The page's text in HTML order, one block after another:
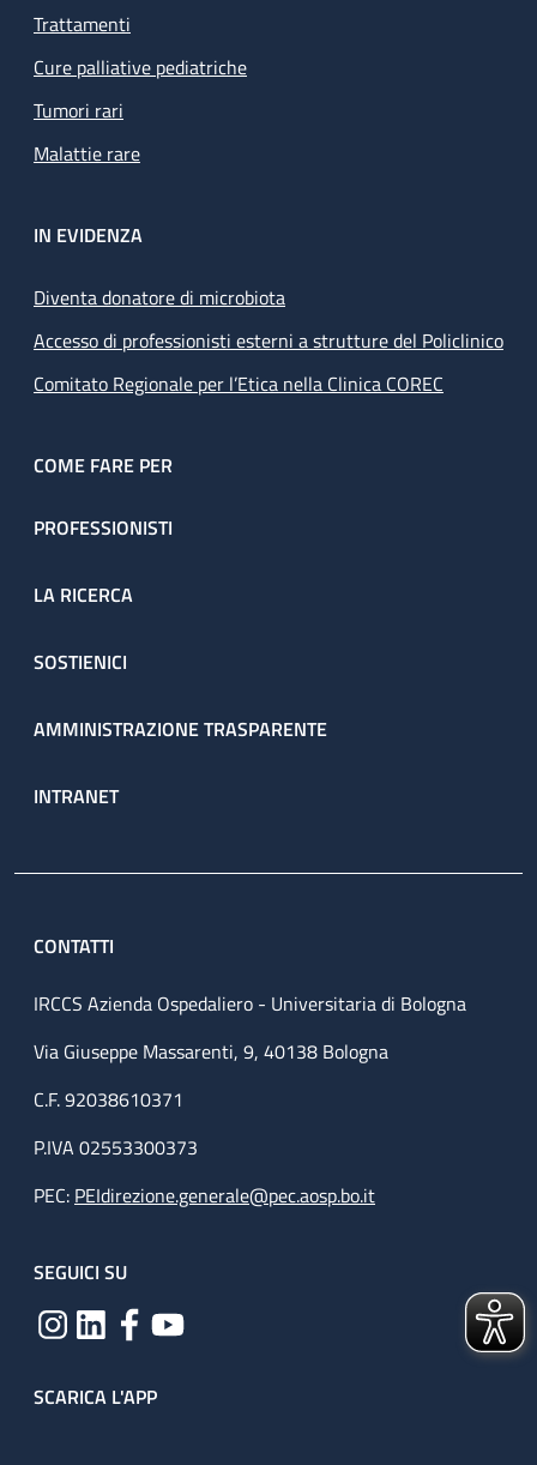
Trattamenti
Cure palliative pediatriche
Tumori rari
Malattie rare
IN EVIDENZA
Diventa donatore di microbiota
Accesso di professionisti esterni a strutture del Policlinico
Comitato Regionale per l’Etica nella Clinica COREC
COME FARE PER
PROFESSIONISTI
LA RICERCA
SOSTIENICI
AMMINISTRAZIONE TRASPARENTE
INTRANET
CONTATTI
IRCCS Azienda Ospedaliero - Universitaria di Bologna
Via Giuseppe Massarenti, 9, 40138 Bologna
C.F. 92038610371
P.IVA 02553300373
PEC: PEIdirezione.generale@pec.aosp.bo.it
SEGUICI SU
SCARICA L'APP